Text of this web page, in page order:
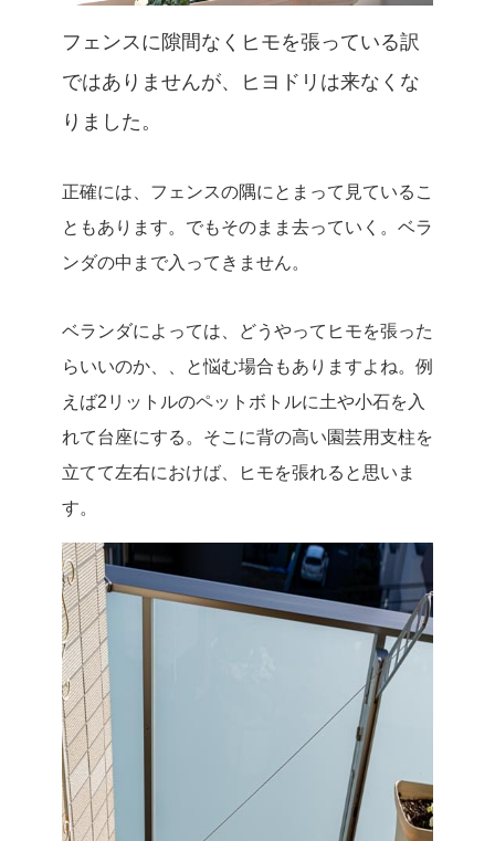
フェンスに隙間なくヒモを張っている訳
ではありませんが、ヒヨドリは来なくな
りました。
正確には、フェンスの隅にとまって見ているこ
ともあります。でもそのまま去っていく。ベラ
ンダの中まで入ってきません。
ベランダによっては、どうやってヒモを張った
らいいのか、、と悩む場合もありますよね。例
えば2リットルのペットボトルに土や小石を入
れて台座にする。そこに背の高い園芸用支柱を
立てて左右におけば、ヒモを張れると思いま
す。